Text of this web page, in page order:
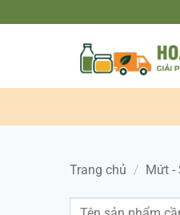
qua
Trang chủ / Mứt -
Tìm